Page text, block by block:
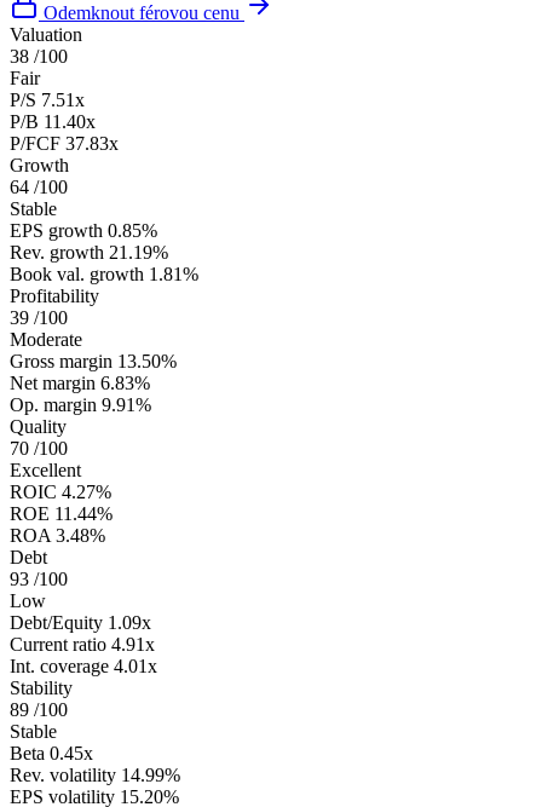
Odemknout férovou cenu
Valuation
38 /100
Fair
P/S 7.51x
P/B 11.40x
P/FCF 37.83x
Growth
64 /100
Stable
EPS growth 0.85%
Rev. growth 21.19%
Book val. growth 1.81%
Profitability
39 /100
Moderate
Gross margin 13.50%
Net margin 6.83%
Op. margin 9.91%
Quality
70 /100
Excellent
ROIC 4.27%
ROE 11.44%
ROA 3.48%
Debt
93 /100
Low
Debt/Equity 1.09x
Current ratio 4.91x
Int. coverage 4.01x
Stability
89 /100
Stable
Beta 0.45x
Rev. volatility 14.99%
EPS volatility 15.20%